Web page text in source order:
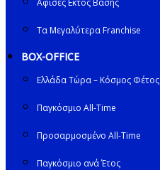
Τα Μεγαλύτερα Franchise
BOX-OFFICE
Ελλάδα Τώρα – Κόσμος Φέτος
Παγκόσμιο All-Time
Προσαρμοσμένο All-Time
Παγκόσμιο ανά Έτος